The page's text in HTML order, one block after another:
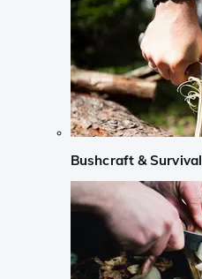
Bushcraft & Survival